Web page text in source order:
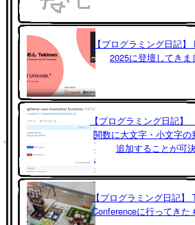
【プログラミング日記
2025に登壇してきま
【プログラミング日記】
関数に大文字・小文字の
追加することが可
【プログラミング日記】
Conferenceに行ってきた